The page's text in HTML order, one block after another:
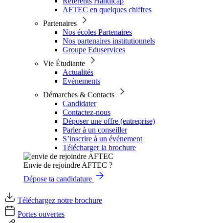
AFTEC en quelques chiffres
Partenaires
Nos écoles Partenaires
Nos partenaires institutionnels
Groupe Eduservices
Vie Étudiante
Actualités
Evénements
Démarches & Contacts
Candidater
Contactez-nous
Déposer une offre (entreprise)
Parler à un conseiller
S’inscrire à un événement
Télécharger la brochure
Envie de rejoindre AFTEC ?
Dépose ta candidature
Téléchargez notre brochure
Portes ouvertes